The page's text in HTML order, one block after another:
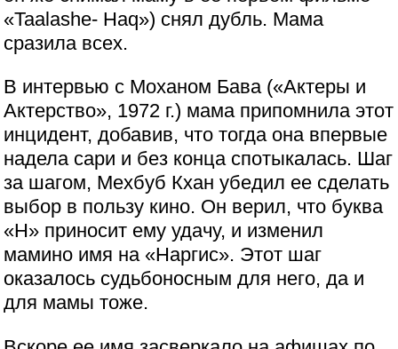
«Taalashe- Haq») снял дубль. Мама
сразила всех.
В интервью с Моханом Бава («Актеры и
Актерство», 1972 г.) мама припомнила этот
инцидент, добавив, что тогда она впервые
надела сари и без конца спотыкалась. Шаг
за шагом, Мехбуб Кхан убедил ее сделать
выбор в пользу кино. Он верил, что буква
«Н» приносит ему удачу, и изменил
мамино имя на «Наргис». Этот шаг
оказалось судьбоносным для него, да и
для мамы тоже.